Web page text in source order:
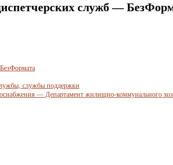
служб —
службы поддержки
— Департамент жилищно-коммунального